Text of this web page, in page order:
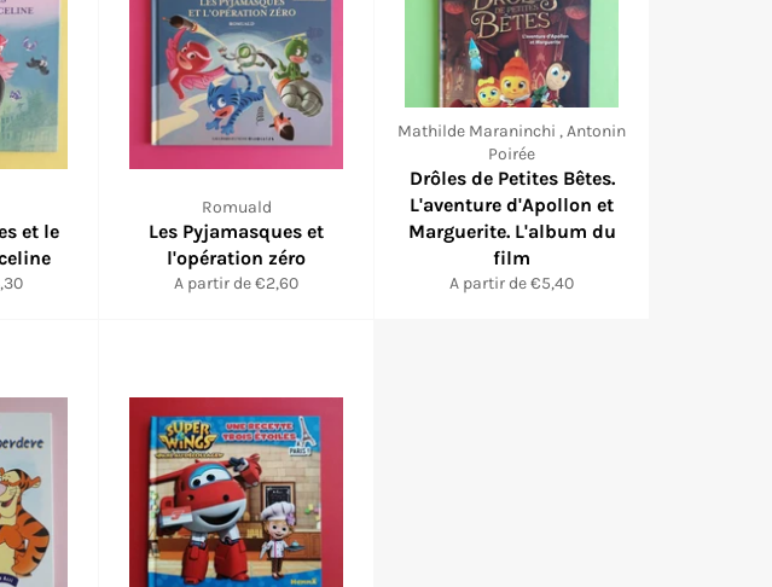
et le
Romuald
Les Pyjamasques et
l'opération zéro
A partir de €2,60
Mathilde Maraninchi , Antonin
Poirée
Drôles de Petites Bêtes.
L'aventure d'Apollon et
Marguerite. L'album du
film
A partir de €5,40